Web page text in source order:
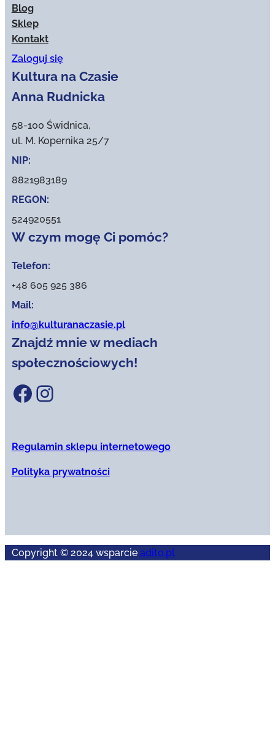
Blog
Sklep
Kontakt
Zaloguj się
Kultura na Czasie
Anna Rudnicka
58-100 Świdnica,
ul. M. Kopernika 25/7
NIP:
8821983189
REGON:
524920551
W czym mogę Ci pomóc?
Telefon:
+48 605 925 386
Mail:
info@kulturanaczasie.pl
Znajdź mnie w mediach
społecznościowych!
Facebook Instagram
Regulamin sklepu internetowego
Polityka prywatności
Copyright © 2024 wsparcie adito.pl